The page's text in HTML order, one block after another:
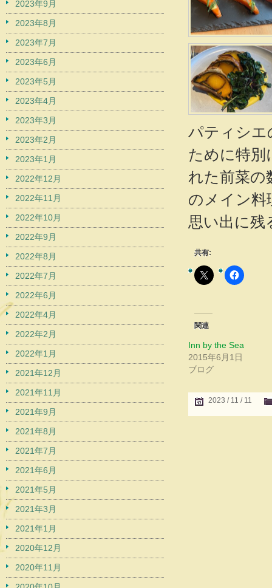
パティシエ
ために特別
れた前菜の
のメイン料
思い出に残
共有:
関連
Inn by the Sea
2015年6月1日
ブログ
2023 / 11 / 11
2023年9月
2023年8月
2023年7月
2023年6月
2023年5月
2023年4月
2023年3月
2023年2月
2023年1月
2022年12月
2022年11月
2022年10月
2022年9月
2022年8月
2022年7月
2022年6月
2022年4月
2022年2月
2022年1月
2021年12月
2021年11月
2021年9月
2021年8月
2021年7月
2021年6月
2021年5月
2021年3月
2021年1月
2020年12月
2020年11月